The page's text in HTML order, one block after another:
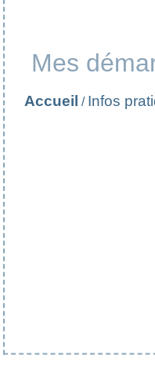
Mes
Accueil / Infos